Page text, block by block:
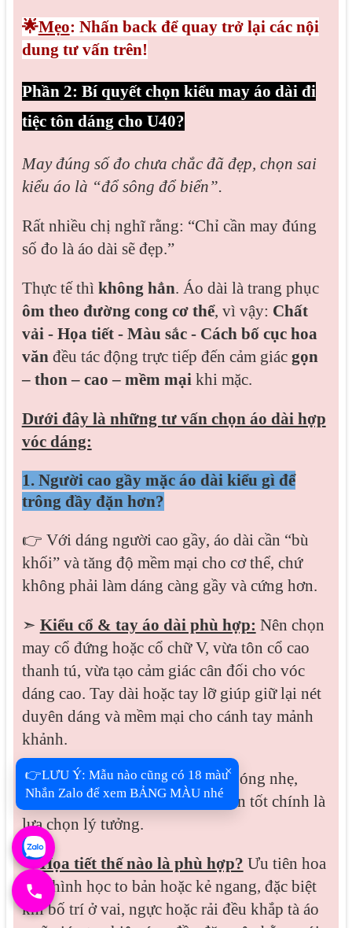
🌟Mẹo: Nhấn back để quay trở lại các nội
dung tư vấn trên!
Phần 2: Bí quyết chọn kiểu may áo dài đi
tiệc tôn dáng cho U40?
May đúng số đo chưa chắc đã đẹp, chọn sai
kiểu áo là “đổ sông đổ biển”.
Rất nhiều chị nghĩ rằng: “Chỉ cần may đúng
số đo là áo dài sẽ đẹp.”
Thực tế thì không hẳn. Áo dài là trang phục
ôm theo đường cong cơ thể, vì vậy: Chất
vải - Họa tiết - Màu sắc - Cách bố cục hoa
văn đều tác động trực tiếp đến cảm giác gọn
– thon – cao – mềm mạikhi mặc.
Dưới đây là những tư vấn chọn áo dài hợp
vóc dáng:
1. Người cao gầy mặc áo dài kiểu gì để
trông đầy đặn hơn?
👉 Với dáng người cao gầy, áo dài cần “bù
khối” và tăng độ mềm mại cho cơ thể, chứ
không phải làm dáng càng gầy và cứng hơn.
➣ Kiểu cổ & tay áo dài phù hợp: Nên chọn
may cổ đứng hoặc cổ chữ V, vừa tôn cổ cao
thanh tú, vừa tạo cảm giác cân đối cho vóc
dáng cao. Tay dài hoặc tay lỡ giúp giữ lại nét
duyên dáng và mềm mại cho cánh tay mảnh
khảnh.
➫Chất liệu nên chọn gì?Vải bóng nhẹ,
mềm rũ vừa phải, chất vải co giãn tốt chính là
lựa chọn lý tưởng.
➺Họa tiết thế nào là phù hợp? Ưu tiên hoa
lớn, hình học to bản hoặc kẻ ngang, đặc biệt
khi bố trí ở vai, ngực hoặc rải đều khắp tà áo
×
👉LƯU Ý: Mẫu nào cũng có 18 màu
Nhắn Zalo để xem BẢNG MÀU nhé